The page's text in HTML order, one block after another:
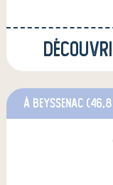
à Beyssenac (46,8